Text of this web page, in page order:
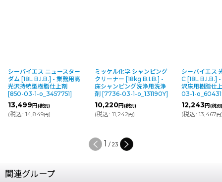
シーバイエス ニュースター
ダム [18L B.I.B.] - 業務用高
光沢持続型樹脂仕上剤
[850-03-1-o_3457751]
13,499 円(税別)
(税込: 14,849円)
ミッケル化学 シャンピング
クリーナー [18kg B.I.B.] -
床シャンピング洗浄用洗浄
剤 [7736-03-1-o_131190Y]
10,220円(税別)
(税込: 11,242円)
シーバイエス
C [18L B.I.B.]
沢床用樹脂仕
03-1-
12,243円(税別
(税込: 13,467円
1 / 23
関連グループ